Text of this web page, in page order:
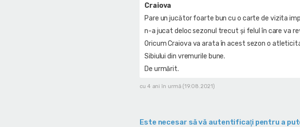
Craiova
Pare un jucător foarte bun cu o carte de vizita
n-a jucat deloc sezonul trecut și felul în care va
Oricum Craiova va arata în acest sezon o
Sibiului din vremurile bune.
De urmărit.
cu 4 ani în urmă (19.08.2021)
Este necesar să vă autentificaţi pentru a